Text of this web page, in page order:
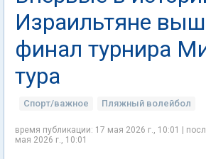
Израильтяне
финал турнира
тура
Спорт/важное Пляжный волейбол
время публикации: 17 мая 2026 г., 10:01 |
мая 2026 г., 10:01